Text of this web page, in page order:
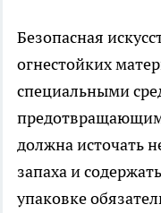
Безопасная
огнестойких
специальными
должна источать
запаха и
упаковке